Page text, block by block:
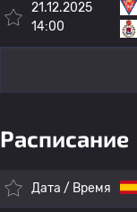
21.12.2025
14:00
Расписание
Дата / Время